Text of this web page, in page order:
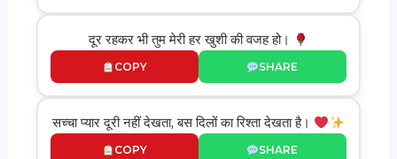
दूर रहकर भी तुम मेरी हर खुशी की वजह हो।
COPY SHARE
सच्चा प्यार दूरी नहीं देखता, बस दिलों का रिश्ता देखता है।
COPY SHARE